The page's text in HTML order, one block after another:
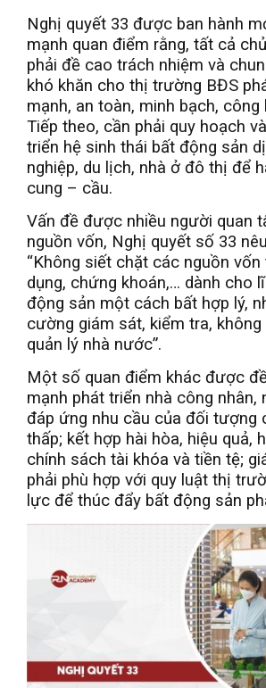
Nghị quyết 33 được ban hành
mạnh quan điểm rằng, tất cả
phải đề cao trách nhiệm và
khó khăn cho thị trường BĐS
mạnh, an toàn, minh bạch, công
Tiếp theo, cần phải quy hoạch
triển hệ sinh thái bất động sản
nghiệp, du lịch, nhà ở đô thị để
cung – cầu.
Vấn đề được nhiều người quan
nguồn vốn, Nghị quyết số 33
“Không siết chặt các nguồn vốn
dụng, chứng khoán,… dành cho
động sản một cách bất hợp lý,
cường giám sát, kiểm tra, không
quản lý nhà nước”.
Một số quan điểm khác được
mạnh phát triển nhà công nhân,
đáp ứng nhu cầu của đối tượng
thấp; kết hợp hài hòa, hiệu quả,
chính sách tài khóa và tiền tệ;
phải phù hợp với quy luật thị
lực để thúc đẩy bất động sản